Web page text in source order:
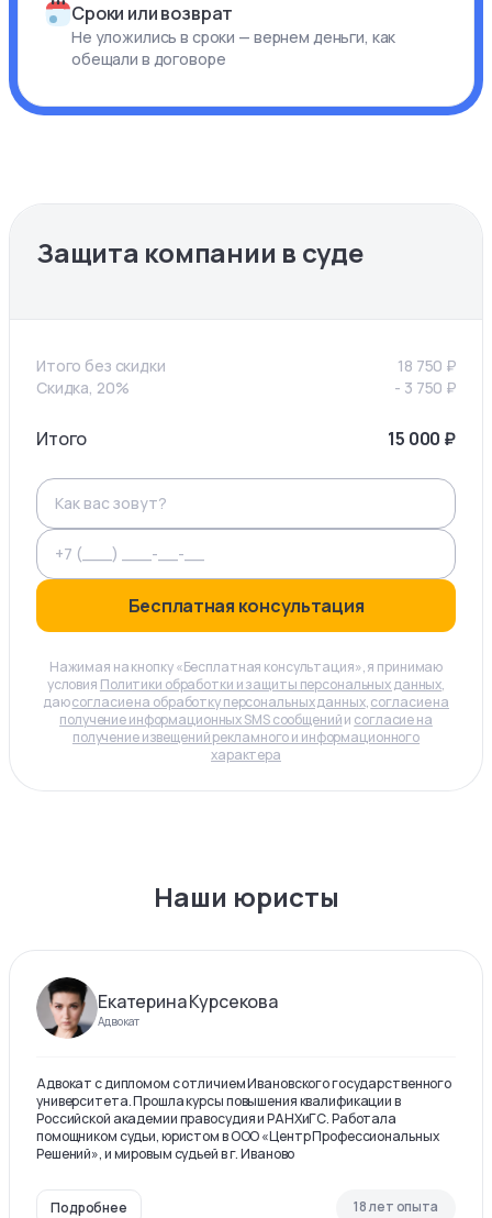
Сроки или возврат
Не уложились в сроки — вернем деньги, как
обещали в договоре
Защита компании в суде
Итого без скидки 18 750 ₽
Скидка, 20%
- 3 750 ₽
Итого 15 000 ₽
Бесплатная консультация
Нажимая на кнопку «Бесплатная консультация», я принимаю
условия Политики обработки и защиты персональных данных,
даюсогласие на обработку персональных данных,согласие на
получение информационных SMS сообщенийи согласие на
получение извещений рекламного и информационного
характера
Наши юристы
Екатерина Курсекова
Адвокат
Адвокат с дипломом с отличием Ивановского государственного
университета. Прошла курсы повышения квалификации в
Российской академии правосудия и РАНХиГС. Работала
помощником судьи, юристом в ООО «Центр Профессиональных
Решений», и мировым судьей в г. Иваново
Подробнее 18 лет опыта